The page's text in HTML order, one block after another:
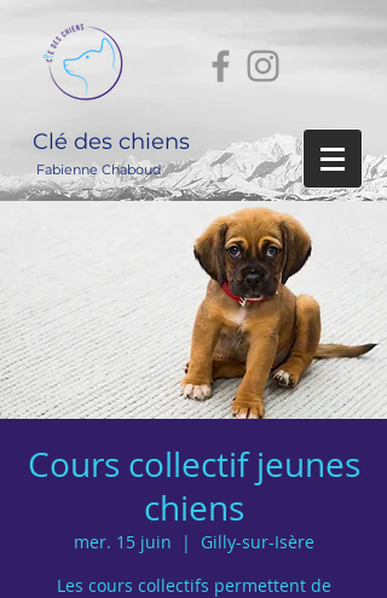
Clé des chiens
Fabienne Chaboud
Cours collectif jeunes
chiens
mer. 15 juin
  |
Gilly-sur-Isère
Les cours collectifs permettent de